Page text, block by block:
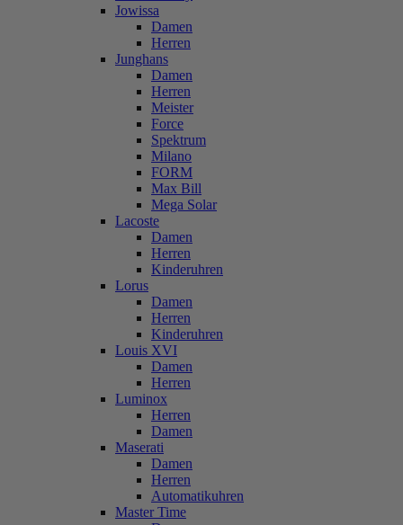
Jowissa
Damen
Herren
Junghans
Damen
Herren
Meister
Force
Spektrum
Milano
FORM
Max Bill
Mega Solar
Lacoste
Damen
Herren
Kinderuhren
Lorus
Damen
Herren
Kinderuhren
Louis XVI
Damen
Herren
Luminox
Herren
Damen
Maserati
Damen
Herren
Automatikuhren
Master Time